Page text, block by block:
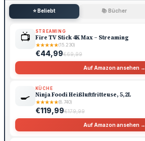
⭐ Beliebt 📚 Bücher
📺 STREAMING
Fire TV Stick 4K Max – Streaming
★★★★★(15.230)
€44,99€69,99
Auf Amazon ansehen →
🍳
KÜCHE
Ninja Foodi Heißluftfritteuse, 5,2L
★★★★★(8.740)
€119,99€179,99
Auf Amazon ansehen →